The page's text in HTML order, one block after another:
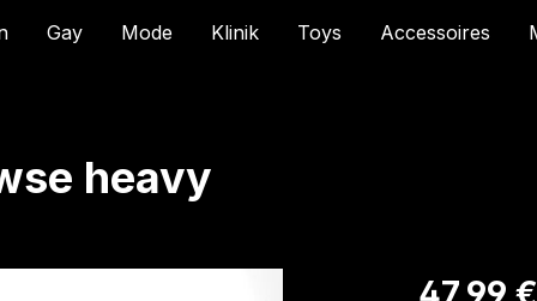
Gay Mode Klinik Toys Accessoires
heavy
Regulärer